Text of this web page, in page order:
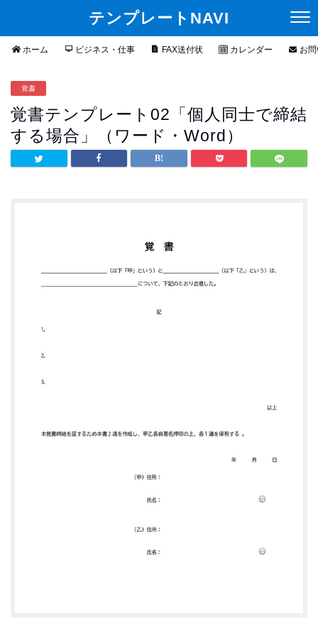
テンプレートNAVI
ホーム ビジネス・仕事 FAX送付状 カレンダー お
覚書
覚書テンプレート02「個人同士で締結
する場合」（ワード・Word）